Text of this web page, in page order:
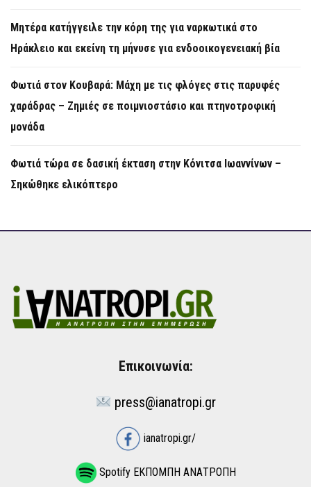
Μητέρα κατήγγειλε την κόρη της για ναρκωτικά στο
Ηράκλειο και εκείνη τη μήνυσε για ενδοοικογενειακή βία
Φωτιά στον Κουβαρά: Μάχη με τις φλόγες στις παρυφές
χαράδρας – Ζημιές σε ποιμνιοστάσιο και πτηνοτροφική
μονάδα
Φωτιά τώρα σε δασική έκταση στην Κόνιτσα Ιωαννίνων –
Σηκώθηκε ελικόπτερο
Επικοινωνία:
press@ianatropi.gr
ianatropi.gr/
Spotify ΕΚΠΟΜΠΗ ΑΝΑΤΡΟΠΗ